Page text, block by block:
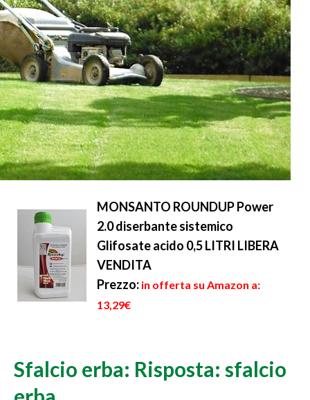
MONSANTO ROUNDUP Power
2.0 diserbante sistemico
Glifosate acido 0,5 LITRI LIBERA
VENDITA
Prezzo: in offerta su Amazon a:
13,29€
Sfalcio erba: Risposta: sfalcio